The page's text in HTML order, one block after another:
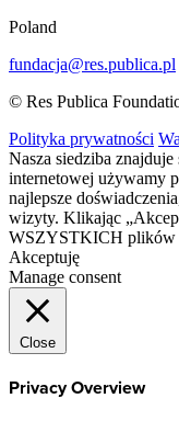
Poland
fundacja@res.publica.pl
© Res Publica
Polityka prywatności
Nasza siedziba
internetowej używamy
najlepsze
wizyty. Klikając
WSZYSTKICH plików
Akceptuję
Manage consent
Close
Privacy Overview